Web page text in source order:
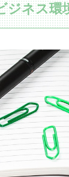
ジネス環